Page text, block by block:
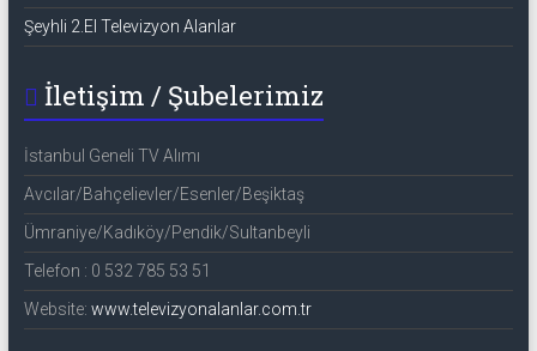
Şeyhli 2.El Televizyon Alanlar
İletişim / Şubelerimiz
İstanbul Geneli TV Alımı
Avcılar/Bahçelievler/Esenler/Beşiktaş
Ümraniye/Kadıköy/Pendik/Sultanbeyli
Telefon : 0 532 785 53 51
Website: www.televizyonalanlar.com.tr